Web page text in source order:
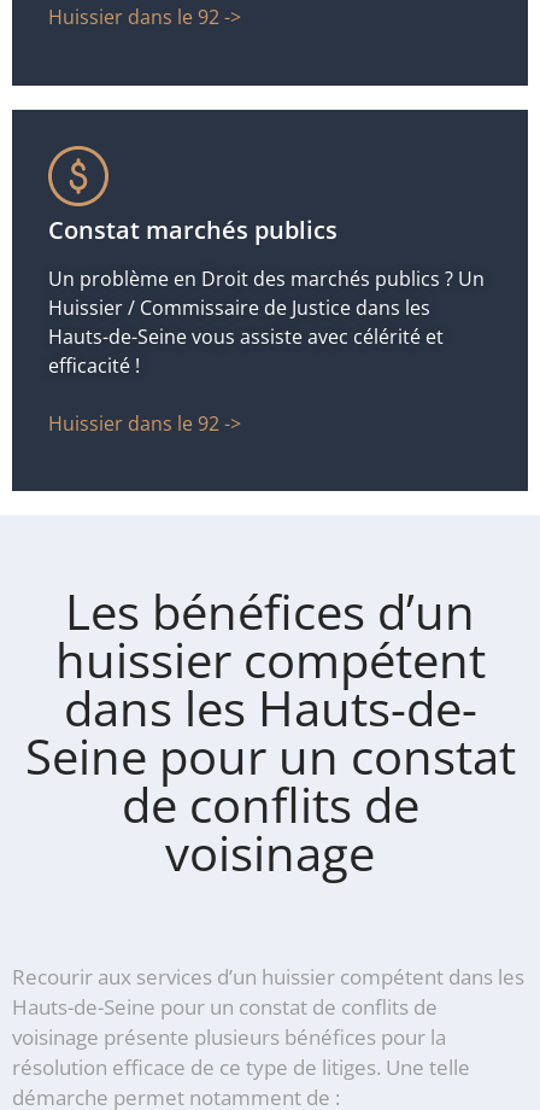
Huissier dans le 92 ->
Constat marchés publics
Un problème en Droit des marchés publics ? Un
Huissier / Commissaire de Justice dans les
Hauts-de-Seine vous assiste avec célérité et
efficacité !
Huissier dans le 92 ->
Les bénéfices d’un
huissier compétent
dans les Hauts-de-
Seine pour un constat
de conflits de
voisinage
Recourir aux services d’un huissier compétent dans les
Hauts-de-Seine pour un constat de conflits de
voisinage présente plusieurs bénéfices pour la
résolution efficace de ce type de litiges. Une telle
démarche permet notamment de :